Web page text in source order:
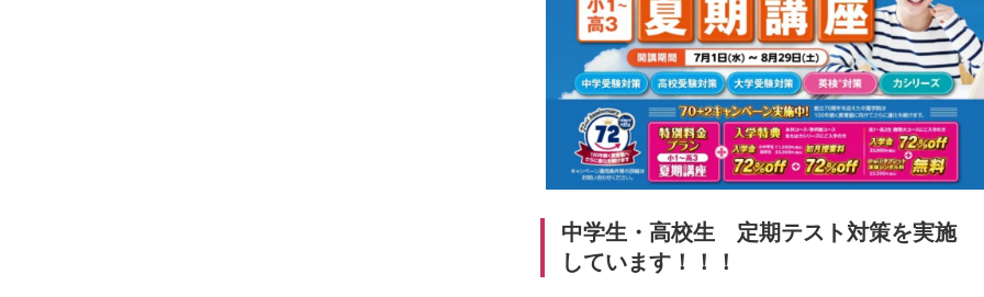
中学生・高校生 定期テスト対策を実施
しています！！！